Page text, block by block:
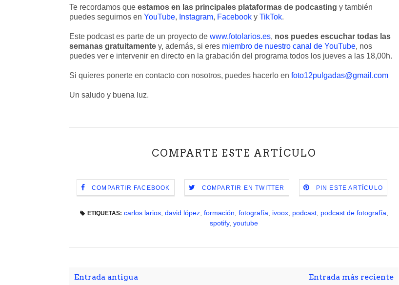
Te recordamos que estamos en las principales plataformas de podcasting y también
puedes seguirnos en YouTube, Instagram, Facebook y TikTok.
Este podcast es parte de un ⁠⁠⁠⁠⁠⁠⁠⁠⁠⁠⁠⁠⁠⁠⁠⁠⁠⁠⁠⁠⁠proyecto de ⁠⁠⁠⁠www.fotolarios.es⁠⁠⁠⁠⁠⁠⁠⁠⁠⁠⁠⁠⁠⁠⁠⁠⁠⁠⁠⁠⁠⁠⁠⁠⁠, nos puedes escuchar todas las
semanas gratuitamente y, además, si eres miembro de nuestro canal de YouTube, nos
puedes ver e intervenir en directo en la grabación del programa todos los jueves a las 18,00h⁠⁠⁠⁠⁠⁠⁠⁠⁠⁠⁠⁠⁠⁠⁠⁠⁠⁠⁠⁠⁠⁠⁠⁠⁠⁠⁠.
Si quieres ponerte en contacto con nosotros, puedes hacerlo en ⁠⁠⁠⁠⁠⁠⁠⁠⁠⁠⁠⁠⁠⁠⁠⁠⁠⁠⁠⁠⁠⁠⁠⁠⁠ foto12pulgadas@gmail.com
Un saludo y buena luz.
COMPARTE ESTE ARTÍCULO
COMPARTIR FACEBOOK COMPARTIR EN TWITTER PIN ESTE ARTÍCULO
ETIQUETAS: carlos larios, david lópez, formación fotografía ivoox, podcast, podcast de fotografía
spotify, youtube
Entrada más reciente
Entrada antigua